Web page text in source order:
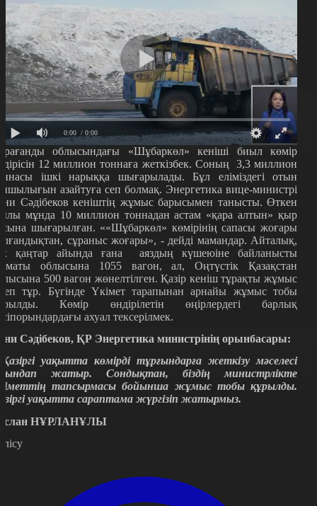
0:00 / 0:00
облысындағы «Шұбаркөл» кеніші биыл көмір
12 миллион тоннаға жеткізбек. Соның 3,3 миллион
ішкі нарыққа шығарылады. Бұл еліміздегі отын
азайтуға сеп болмақ. Энергетика вице-министрі
Сәдібеков кеніштің жұмыс барысымен танысты. Өткен
мұнда 10 миллион тоннадан астам «қара алтын» қыр
шығарылған. ««Шұбаркөл» көмірінің сапасы жоғары
сұраныс жоғары», - дейді мамандар. Айталық,
қаңтар айында ғана аяздың күшеюіне байланысты
облысына 1055 вагон, ал, Оңтүстік Қазақстан
500 вагон жөнелтілген. Қазір кеніш тұрақты жұмыс
тұр. Бүгінде Үкімет тарапынан арнайы жұмыс тобы
Көмір өндірілетін өңірлердегі барлық
ахуал тексерілмек.
Сәдібеков, ҚР Энергетика министрінің орынбасары:
уақытта көмірді тұрғындарға жеткізу мәселесі
жатыр. Сондықтан, біздің министрлікте
тапсырмасы бойынша жұмыс тобы құрылды.
уақытта сараптама жүргізіп жатырмыз.
НҰРЛАНҰЛЫ